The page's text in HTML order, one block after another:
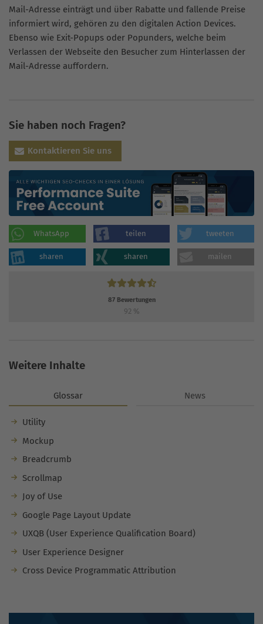
Mail-Adresse einträgt und über Rabatte und fallende Preise
informiert wird, gehören zu den digitalen Action Devices.
Ebenso wie Exit-Popups oder Popunders, welche beim
Verlassen der Webseite den Besucher zum Hinterlassen der
Mail-Adresse auffordern.
Sie haben noch Fragen?
Kontaktieren Sie uns
WhatsApp teilen tweeten
sharen sharen mailen
87Bewertungen
92 %
Weitere Inhalte
Glossar News
Utility
Mockup
Breadcrumb
Scrollmap
Joy of Use
Google Page Layout Update
UXQB (User Experience Qualification Board)
User Experience Designer
Cross Device Programmatic Attribution